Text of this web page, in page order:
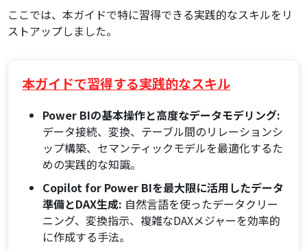
ここでは、本ガイドで特に習得できる実践的なスキルをリ
ストアップしました。
本ガイドで習得する実践的なスキル
Power BIの基本操作と高度なデータモデリング:
データ接続、変換、テーブル間のリレーションシ
ップ構築、セマンティックモデルを最適化するた
めの実践的な知識。
Copilot for Power BIを最大限に活用したデータ
準備とDAX生成: 自然言語を使ったデータクリー
ニング、変換指示、複雑なDAXメジャーを効率的
に作成する手法。